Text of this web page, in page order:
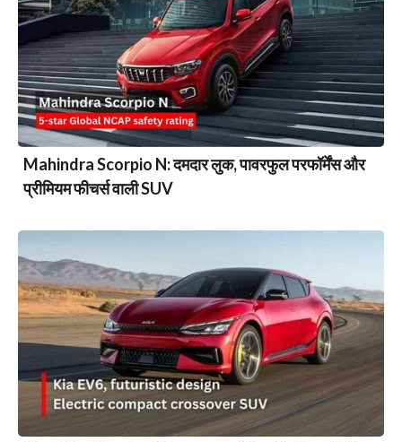
Mahindra Scorpio N: दमदार लुक, पावरफुल परफॉर्मेंस और
प्रीमियम फीचर्स वाली SUV